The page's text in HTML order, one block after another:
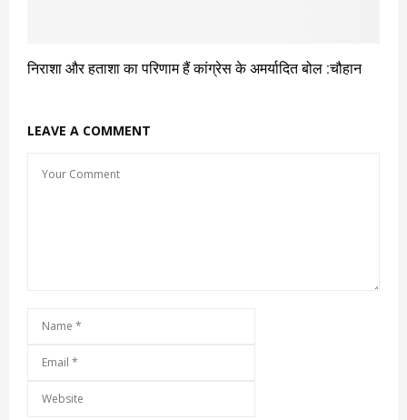
निराशा और हताशा का परिणाम हैं कांग्रेस के अमर्यादित बोल :चौहान
LEAVE A COMMENT